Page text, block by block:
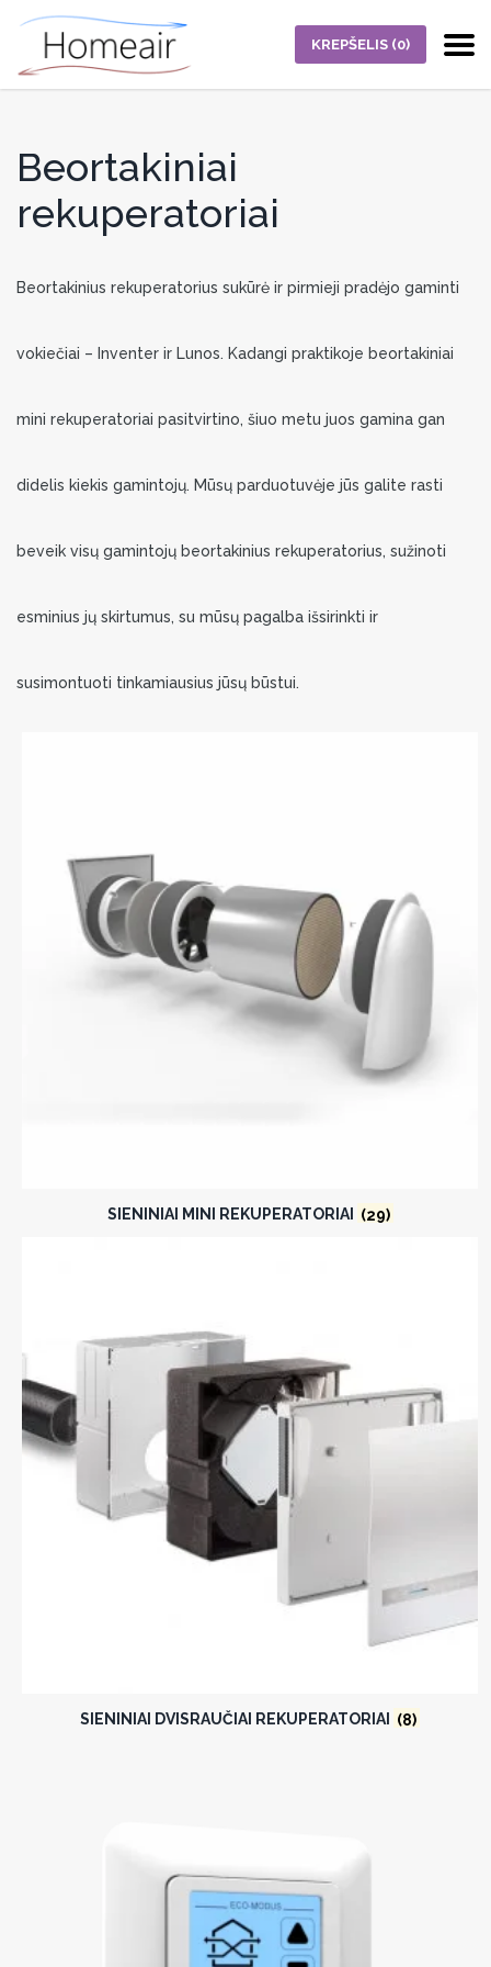
KREPŠELIS (0)
Beortakiniai
rekuperatoriai
Beortakinius rekuperatorius sukūrė ir pirmieji pradėjo gaminti
vokiečiai – Inventer ir Lunos. Kadangi praktikoje beortakiniai
mini rekuperatoriai pasitvirtino, šiuo metu juos gamina gan
didelis kiekis gamintojų. Mūsų parduotuvėje jūs galite rasti
beveik visų gamintojų beortakinius rekuperatorius, sužinoti
esminius jų skirtumus, su mūsų pagalba išsirinkti ir
susimontuoti tinkamiausius jūsų būstui.
SIENINIAI MINI REKUPERATORIAI (29)
SIENINIAI DVISRAUČIAI REKUPERATORIAI (8)